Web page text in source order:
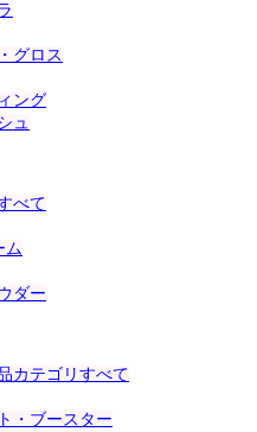
グロス
ング
ュ
べて
ム
ダー
カテゴリすべて
・ブースター